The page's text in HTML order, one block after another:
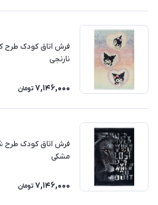
نارنجی
7,146,000 تومان
مشکی
7,146,000 تومان